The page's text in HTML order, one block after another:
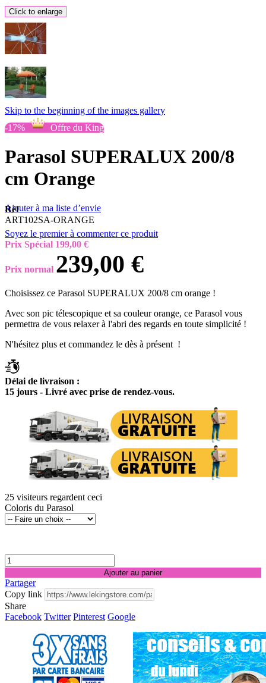
Click to enlarge
Skip to the beginning of the images gallery
-17%
Offre du King
Parasol SUPERALUX 200/8
cm Orange
Ajouter à ma liste d’envie
Réf
ART102SA-ORANGE
Soyez le premier à commenter ce produit
Prix Spécial 199,00 €
Prix normal 239,00 €
Choisissez ce Parasol SUPERALUX 200/8 cm orange !
Avec son pic télescopique et sa couleur orange, ce Parasol vous
permettra de vous relaxer à l'abri des regards en toute simplicité !
N'hésitez plus et commandez le dès à présent !
Délai de livraison :
15 jours - Livré avec prise de rendez-vous.
25 visiteurs regardent ceci
Coloris du Parasol
Ajouter au panier
Partager
Copy link
Share
Facebook Twitter Pinterest Google